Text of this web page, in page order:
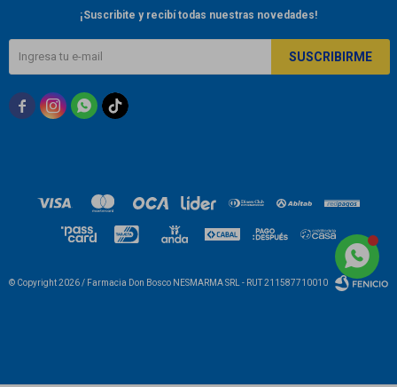
¡Suscribite y recibí todas nuestras novedades!
SUSCRIBIRME
  
© Copyright 2026 / Farmacia Don Bosco NESMARMA SRL - RUT 211587710010